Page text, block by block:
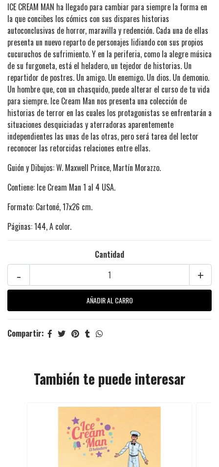
ICE CREAM MAN ha llegado para cambiar para siempre la forma en
la que concibes los cómics con sus dispares historias
autoconclusivas de horror, maravilla y redención. Cada una de ellas
presenta un nuevo reparto de personajes lidiando con sus propios
cucuruchos de sufrimiento. Y en la periferia, como la alegre música
de su furgoneta, está el heladero, un tejedor de historias. Un
repartidor de postres. Un amigo. Un enemigo. Un dios. Un demonio.
Un hombre que, con un chasquido, puede alterar el curso de tu vida
para siempre. Ice Cream Man nos presenta una colección de
historias de terror en las cuales los protagonistas se enfrentarán a
situaciones desquiciadas y aterradoras aparentemente
independientes las unas de las otras, pero será tarea del lector
reconocer las retorcidas relaciones entre ellas.
Guión y Dibujos: W. Maxwell Prince, Martín Morazzo.
Contiene: Ice Cream Man 1 al 4 USA.
Formato: Cartoné, 17x26 cm.
Páginas: 144, A color.
Cantidad
+
-
Compartir:
También te puede interesar